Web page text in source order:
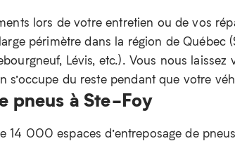
lors de votre entretien ou de vos
périmètre dans la région de Québec
Lévis, etc.). Vous nous
s’occupe du reste pendant que votre
pneus à Ste-Foy
14 000 espaces d’entreposage de